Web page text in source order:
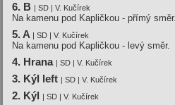
6. B | SD | V. Kučírek
Na kamenu pod Kapličkou - přímý směr.
5. A | SD | V. Kučírek
Na kamenu pod Kapličkou - levý směr.
4. Hrana | SD | V. Kučírek
3. Kýl left | SD | V. Kučírek
2. Kýl | SD | V. Kučírek